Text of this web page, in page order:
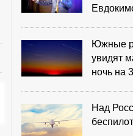
Южные
увидят
ночь на
Над